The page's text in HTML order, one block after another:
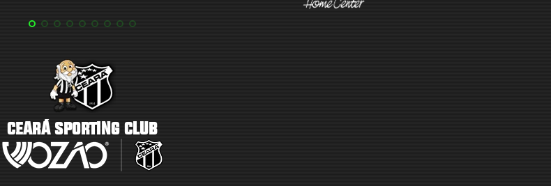
CEARÁ SPORTING CLUB